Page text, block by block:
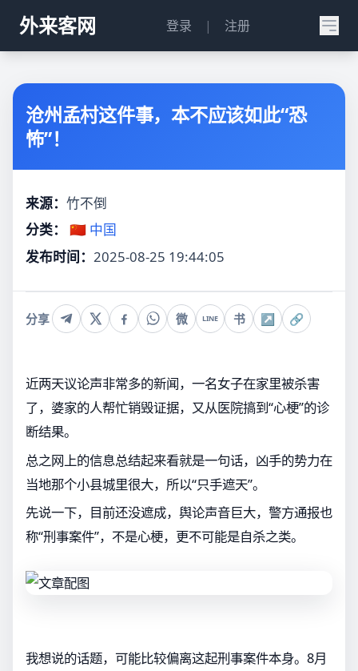
外来客网 登录 | 注册
沧州孟村这件事，本不应该如此“恐
怖”！
来源： 竹不倒
分类：
🇨🇳 中国
发布时间： 2025-08-25 19:44:05
分享 微 LINE 书 ↗ 🔗
近两天议论声非常多的新闻，一名女子在家里被杀害
了，婆家的人帮忙销毁证据，又从医院搞到“心梗”的诊
断结果。
总之网上的信息总结起来看就是一句话，凶手的势力在
当地那个小县城里很大，所以“只手遮天”。
先说一下，目前还没遮成，舆论声音巨大，警方通报也
称“刑事案件”，不是心梗，更不可能是自杀之类。
我想说的话题，可能比较偏离这起刑事案件本身。8月